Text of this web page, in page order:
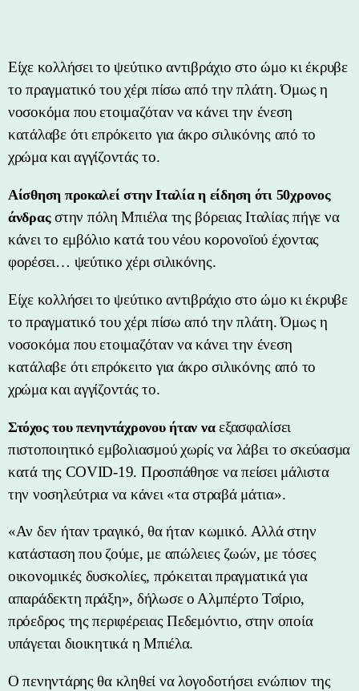
Είχε κολλήσει το ψεύτικο αντιβράχιο στο ώμο κι έκρυβε
το πραγματικό του χέρι πίσω από την πλάτη. Όμως η
νοσοκόμα που ετοιμαζόταν να κάνει την ένεση
κατάλαβε ότι επρόκειτο για άκρο σιλικόνης από το
χρώμα και αγγίζοντάς το.
Αίσθηση προκαλεί στην Ιταλία η είδηση ότι 50χρονος
άνδραςστην πόλη Μπιέλα της βόρειας Ιταλίας πήγε να
κάνει το εμβόλιο κατά του νέου κορονοϊού έχοντας
φορέσει… ψεύτικο χέρι σιλικόνης.
Είχε κολλήσει το ψεύτικο αντιβράχιο στο ώμο κι έκρυβε
το πραγματικό του χέρι πίσω από την πλάτη. Όμως η
νοσοκόμα που ετοιμαζόταν να κάνει την ένεση
κατάλαβε ότι επρόκειτο για άκρο σιλικόνης από το
χρώμα και αγγίζοντάς το.
Στόχος του πενηντάχρονου ήταν ναεξασφαλίσει
πιστοποιητικό εμβολιασμού χωρίς να λάβει το σκεύασμα
κατά της COVID-19. Προσπάθησε να πείσει μάλιστα
την νοσηλεύτρια να κάνει «τα στραβά μάτια».
«Αν δεν ήταν τραγικό, θα ήταν κωμικό. Αλλά στην
κατάσταση που ζούμε, με απώλειες ζωών, με τόσες
οικονομικές δυσκολίες, πρόκειται πραγματικά για
απαράδεκτη πράξη», δήλωσε ο Αλμπέρτο Τσίριο,
πρόεδρος της περιφέρειας Πεδεμόντιο, στην οποία
υπάγεται διοικητικά η Μπιέλα.
Ο πενηντάρης θα κληθεί να λογοδοτήσει ενώπιον της